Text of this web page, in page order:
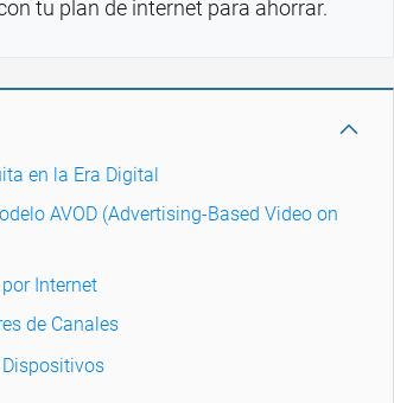
tu plan de internet para ahorrar.
en la Era Digital
AVOD (Advertising-Based Video on
Internet
de Canales